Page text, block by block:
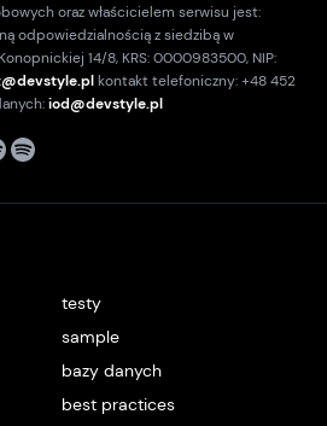
oraz właścicielem serwisu jest:
odpowiedzialnością z siedzibą w
14/8, KRS: 0000983500, NIP:
kontakt telefoniczny: +48 452
iod@devstyle.pl
testy
sample
bazy danych
best practices